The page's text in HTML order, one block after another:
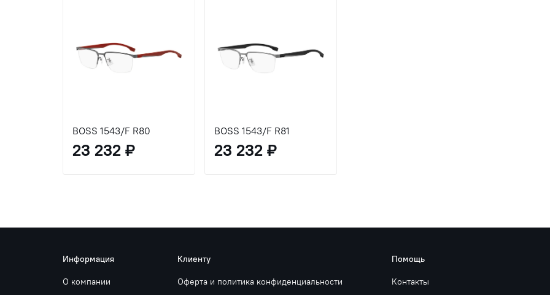
BOSS 1543/F R80
23 232 ₽
BOSS 1543/F R81
23 232 ₽
Информация
О компании
Клиенту
Оферта и политика конфиденциальности
Помощь
Контакты